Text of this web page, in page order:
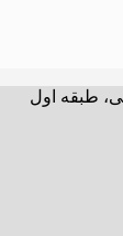
طبقه اول